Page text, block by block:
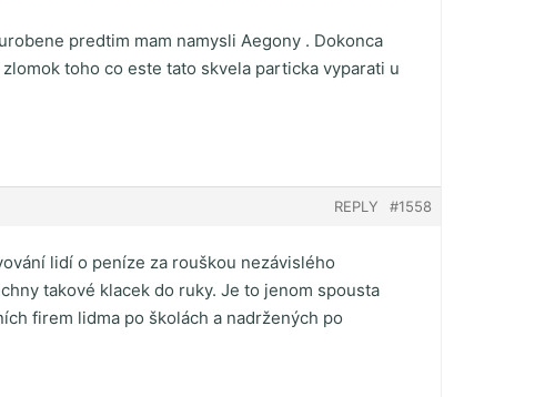
predtim mam namysli Aegony . Dokonca
toho co este tato skvela particka vyparati u
#1558
REPLY
lidí o peníze za rouškou nezávislého
takové klacek do ruky. Je to jenom spousta
firem lidma po školách a nadržených po